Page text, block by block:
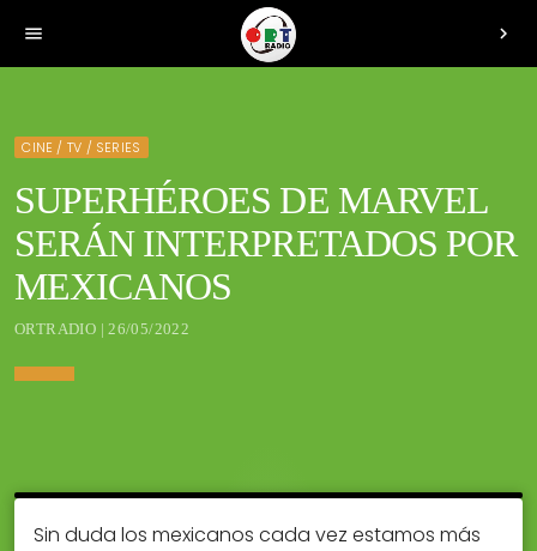
menu chevron_right
CINE / TV / SERIES
SUPERHÉROES DE MARVEL
SERÁN INTERPRETADOS POR
MEXICANOS
ORTRADIO | 26/05/2022
Sin duda los mexicanos cada vez estamos más